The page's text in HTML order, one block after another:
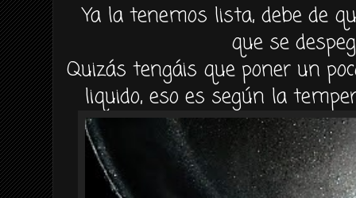
Ya la tenemos lista, debe de
que se
Quizás tengáis que poner un
liquido, eso es según la